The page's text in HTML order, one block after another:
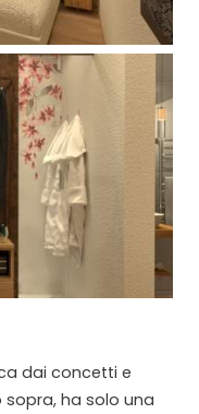
dai concetti e
ha solo una